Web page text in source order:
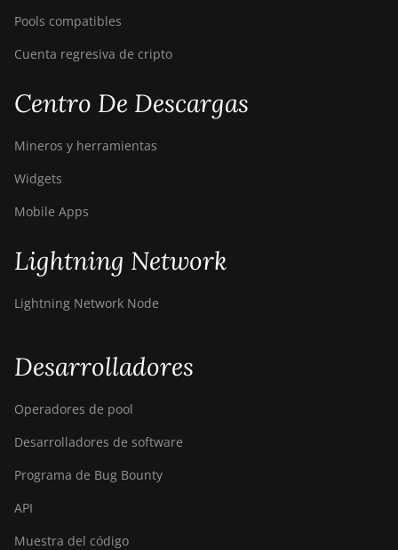
Pools compatibles
Cuenta regresiva de cripto
Centro De Descargas
Mineros y herramientas
Widgets
Mobile Apps
Lightning Network
Lightning Network Node
Desarrolladores
Operadores de pool
Desarrolladores de software
Programa de Bug Bounty
API
Muestra del código